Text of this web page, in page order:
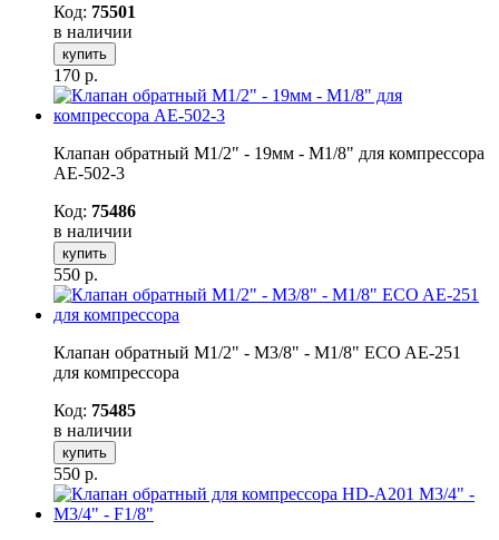
Код: 75501
в наличии
купить
170 р.
Клапан обратный M1/2" - 19мм - M1/8" для компрессора
AE-502-3
Код: 75486
в наличии
купить
550 р.
Клапан обратный M1/2" - M3/8" - M1/8" ECO AE-251
для компрессора
Код: 75485
в наличии
купить
550 р.